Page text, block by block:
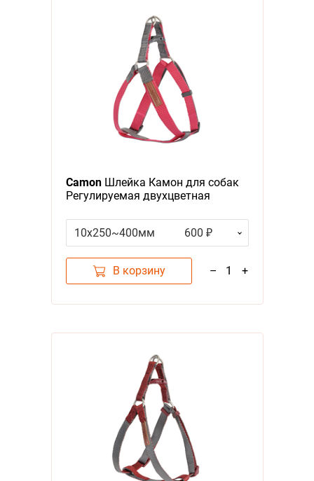
CamonШлейка Камон для собак
Регулируемая двухцветная
10x250~400мм
600 ₽
В корзину – 1 +